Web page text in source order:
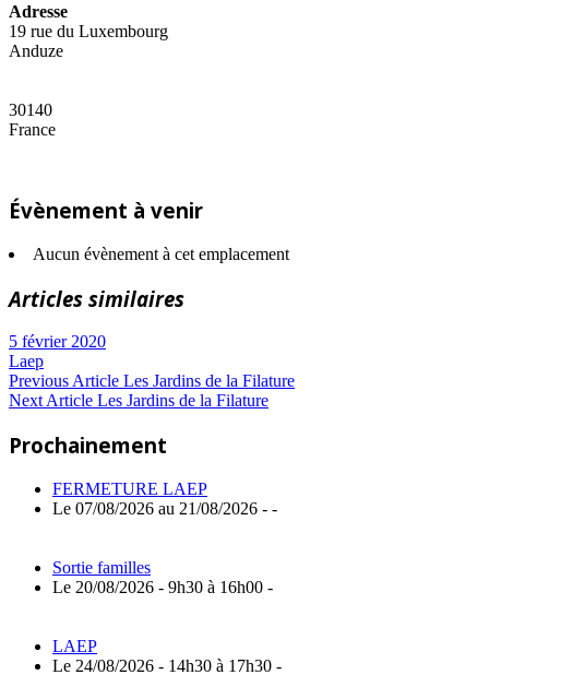
Adresse
19 rue du Luxembourg
Anduze
30140
France
Évènement à venir
Aucun évènement à cet emplacement
Articles similaires
5 février 2020
Laep
Navigation
l’article
Previous ArticlePrevious
Post:
Les Jardins de la Filature
Next ArticleNext
Les Jardins de la Filature
Prochainement
FERMETURE LAEP
Le 07/08/2026 au 21/08/2026 - -
Sortie familles
Le 20/08/2026 - 9h30 à 16h00 -
LAEP
Le 24/08/2026 - 14h30 à 17h30 -